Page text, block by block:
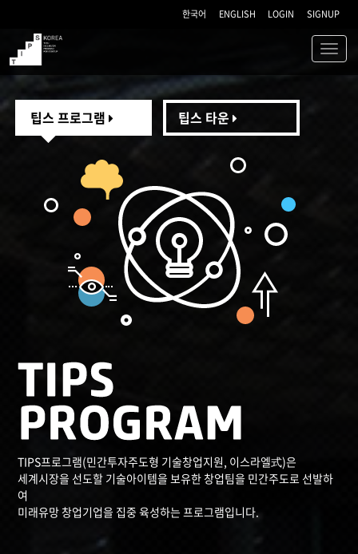
한국어 ENGLISH LOGIN SIGNUP
TIPS
팁스 프로그램 팁스 타운
TIPS프로그램(민간투자주도형 기술창업지원, 이스라엘式)은
세계시장을 선도할 기술아이템을 보유한 창업팀을 민간주도로 선발하
여
미래유망 창업기업을 집중 육성하는 프로그램입니다.